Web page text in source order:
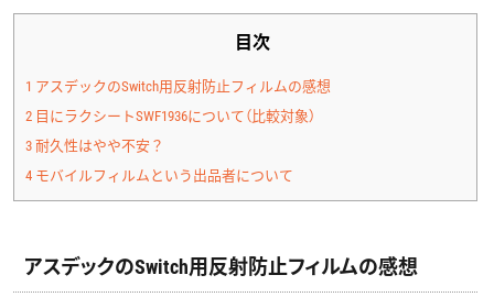
目次
1 アスデックのSwitch用反射防止フィルムの感想
2 目にラクシートSWF1936について（比較対象）
3耐久性はやや不安？
4 モバイルフィルムという出品者について
アスデックのSwitch用反射防止フィルムの感想